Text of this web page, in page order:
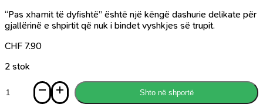
“Pas xhamit të dyfishtë” është një këngë dashurie delikate për
gjallërinë e shpirtit që nuk i bindet vyshkjes së trupit.
CHF 7.90
2 stok
Pas
Shto në shportë